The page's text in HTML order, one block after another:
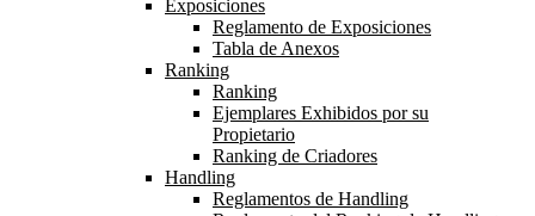
Exposiciones
Reglamento de Exposiciones
Tabla de Anexos
Ranking
Ranking
Ejemplares Exhibidos por su
Propietario
Ranking de Criadores
Handling
Reglamentos de Handling